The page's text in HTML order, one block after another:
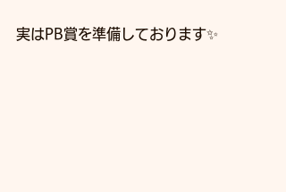
実はPB賞を準備しております✨